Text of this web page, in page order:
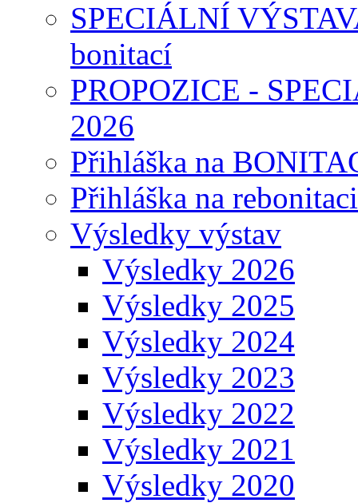
SPECIÁLNÍ
bonitací
PROPOZICE -
2026
Přihláška na
Přihláška na rebonitaci
Výsledky výstav
Výsledky 2026
Výsledky 2025
Výsledky 2024
Výsledky 2023
Výsledky 2022
Výsledky 2021
Výsledky 2020